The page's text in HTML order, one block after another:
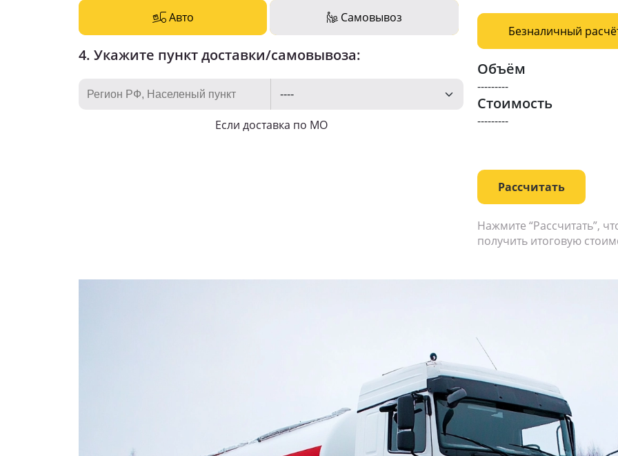
Авто Самовывоз
4. Укажите пункт доставки/самовывоза:
Если доставка по МО
Безналичный
Объём
---------
Стоимость
---------
Рассчитать
Нажмите “Рассчитать”,
получить итоговую